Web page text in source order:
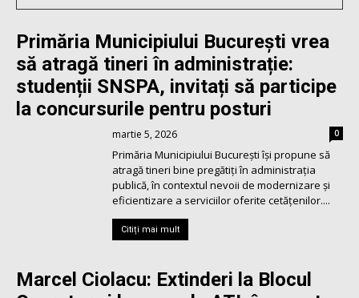
Primăria Municipiului București vrea
să atragă tineri în administrație:
studenții SNSPA, invitați să participe
la concursurile pentru posturi
martie 5, 2026 0
Primăria Municipiului București își propune să
atragă tineri bine pregătiți în administrația
publică, în contextul nevoii de modernizare și
eficientizare a serviciilor oferite cetățenilor....
Citiți mai mult
Marcel Ciolacu: Extinderi la Blocul